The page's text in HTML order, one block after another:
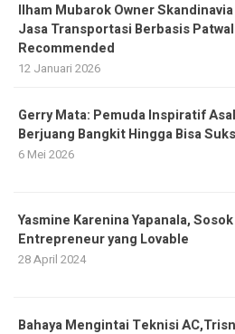
Ilham Mubarok Owner
Jasa Transportasi Berbasis
Recommended
12 Januari 2026
Gerry Mata: Pemuda Inspiratif
Berjuang Bangkit Hingga Bisa
6 Mei 2026
Yasmine Karenina Yapanala,
Entrepreneur yang Lovable
28 April 2024
Bahaya Mengintai Teknisi